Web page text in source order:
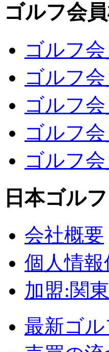
ゴルフ会
ゴルフ
ゴルフ
ゴルフ
ゴルフ
ゴルフ
日本ゴル
会社概要
個人情
加盟:関
最新ゴ